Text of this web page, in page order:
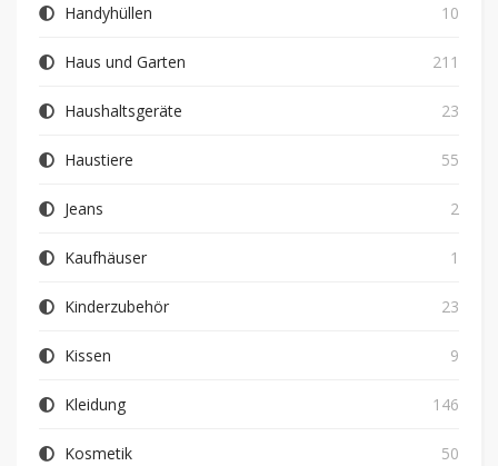
Handyhüllen 10
Haus und Garten 211
Haushaltsgeräte 23
Haustiere 55
Jeans 2
Kaufhäuser 1
Kinderzubehör 23
Kissen 9
Kleidung 146
Kosmetik 50